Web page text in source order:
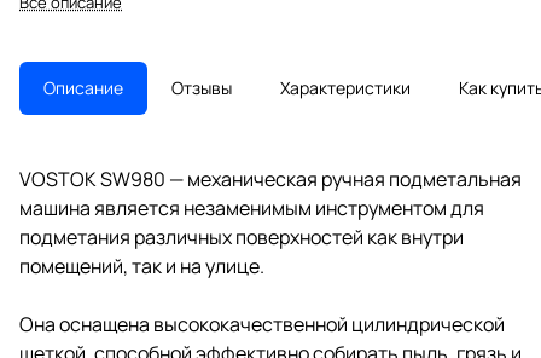
Описание Отзывы Характеристики Как
VOSTOK SW980 — механическая ручная подметальная
машина является незаменимым инструментом для
подметания различных поверхностей как внутри
помещений, так и на улице.
Она оснащена высококачественной цилиндрической